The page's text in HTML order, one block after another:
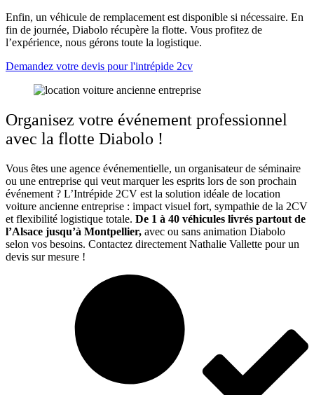
Enfin, un véhicule de remplacement est disponible si nécessaire. En
fin de journée, Diabolo récupère la flotte. Vous profitez de
l’expérience, nous gérons toute la logistique.
Demandez votre devis pour l'intrépide 2cv
Organisez votre événement professionnel
avec la flotte Diabolo !
Vous êtes une agence événementielle, un organisateur de séminaire
ou une entreprise qui veut marquer les esprits lors de son prochain
événement ? L’Intrépide 2CV est la solution idéale de location
voiture ancienne entreprise : impact visuel fort, sympathie de la 2CV
et flexibilité logistique totale. De 1 à 40 véhicules livrés partout de
l’Alsace jusqu’à Montpellier, avec ou sans animation Diabolo
selon vos besoins. Contactez directement Nathalie Vallette pour un
devis sur mesure !